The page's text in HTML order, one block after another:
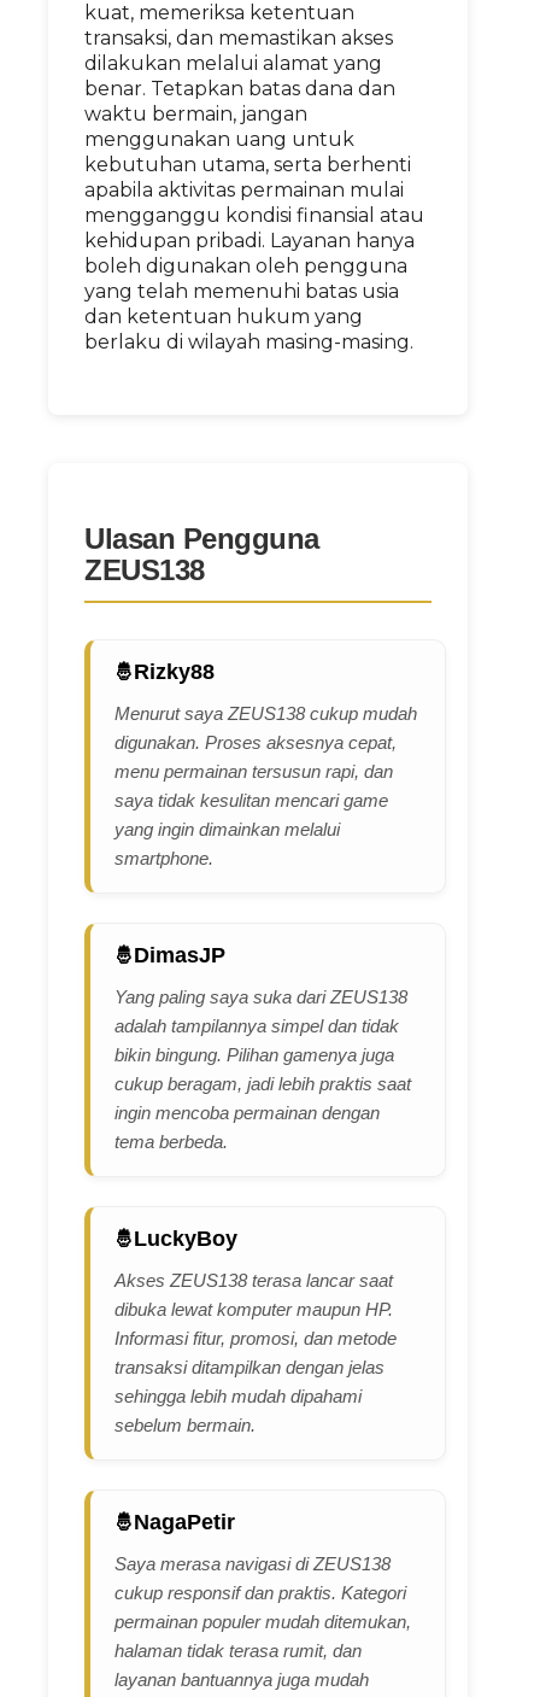
kuat, memeriksa ketentuan
transaksi, dan memastikan akses
dilakukan melalui alamat yang
benar. Tetapkan batas dana dan
waktu bermain, jangan
menggunakan uang untuk
kebutuhan utama, serta berhenti
apabila aktivitas permainan mulai
mengganggu kondisi finansial atau
kehidupan pribadi. Layanan hanya
boleh digunakan oleh pengguna
yang telah memenuhi batas usia
dan ketentuan hukum yang
berlaku di wilayah masing-masing.
Ulasan Pengguna
ZEUS138
Rizky88
Menurut saya ZEUS138 cukup mudah
digunakan. Proses aksesnya cepat,
menu permainan tersusun rapi, dan
saya tidak kesulitan mencari game
yang ingin dimainkan melalui
smartphone.
DimasJP
Yang paling saya suka dari ZEUS138
adalah tampilannya simpel dan tidak
bikin bingung. Pilihan gamenya juga
cukup beragam, jadi lebih praktis saat
ingin mencoba permainan dengan
tema berbeda.
LuckyBoy
Akses ZEUS138 terasa lancar saat
dibuka lewat komputer maupun HP.
Informasi fitur, promosi, dan metode
transaksi ditampilkan dengan jelas
sehingga lebih mudah dipahami
sebelum bermain.
NagaPetir
Saya merasa navigasi di ZEUS138
cukup responsif dan praktis. Kategori
permainan populer mudah ditemukan,
halaman tidak terasa rumit, dan
layanan bantuannya juga mudah